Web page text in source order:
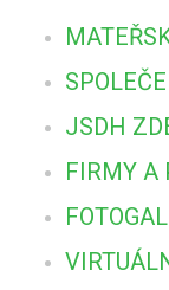
JSDH
FIRMY A